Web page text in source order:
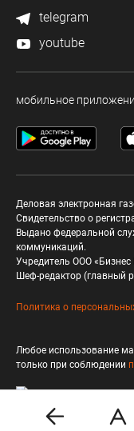
telegram
youtube
мобильное
Деловая электронная
Свидетельство о
Выдано федеральной
коммуникаций.
Учредитель ООО
Шеф-редактор (главный
Политика о
Любое использование
только при соблюдении